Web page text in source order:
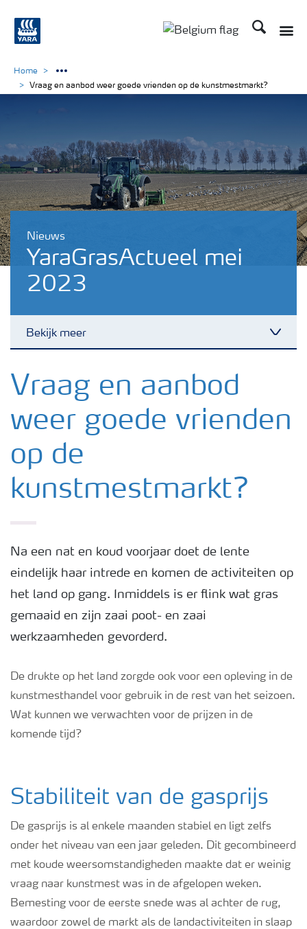
Zoek op
Nieuws
YaraGrasActueel mei
2023
Bekijk meer
Nieuwsbrieven
Gewassen
Meststoffen
Grow the future
Meststoffen veiligheid
Podcasts
Webinars
Home
Vraag en aanbod weer goede vrienden op de kunstmestmarkt?
Vraag en aanbod
weer goede vrienden
op de
kunstmestmarkt?
Na een nat en koud voorjaar doet de lente
eindelijk haar intrede en komen de activiteiten op
het land op gang. Inmiddels is er flink wat gras
gemaaid en zijn zaai poot- en zaai
werkzaamheden gevorderd.
De drukte op het land zorgde ook voor een opleving in de
kunstmesthandel voor gebruik in de rest van het seizoen.
Wat kunnen we verwachten voor de prijzen in de
komende tijd?
Stabiliteit van de gasprijs
De gasprijs is al enkele maanden stabiel en ligt zelfs
onder het niveau van een jaar geleden. Dit gecombineerd
met koude weersomstandigheden maakte dat er weinig
vraag naar kunstmest was in de afgelopen weken.
Bemesting voor de eerste snede was al achter de rug,
waardoor zowel de markt als de landactiviteiten in slaap